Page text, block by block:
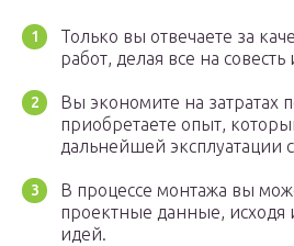
Только вы отвечаете за
работ, делая все на
Вы экономите на затратах
приобретаете опыт,
дальнейшей эксплуатации
В процессе монтажа вы
проектные данные, исходя
идей.